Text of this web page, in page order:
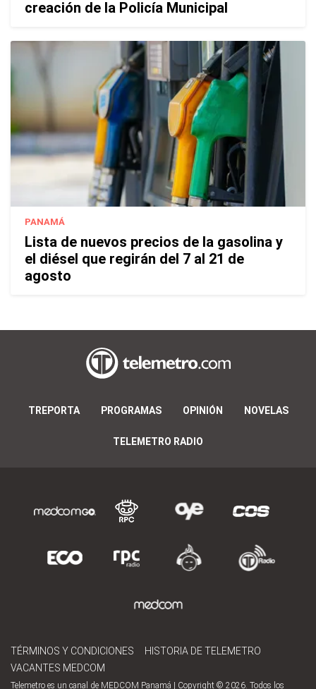
creación de la Policía Municipal
PANAMÁ
Lista de nuevos precios de la gasolina y
el diésel que regirán del 7 al 21 de
agosto
TREPORTA PROGRAMAS OPINIÓN NOVELAS
TELEMETRO RADIO
TÉRMINOS Y CONDICIONES
HISTORIA DE TELEMETRO
VACANTES MEDCOM
Telemetro es un canal de MEDCOM Panamá | Copyright © 2026. Todos los